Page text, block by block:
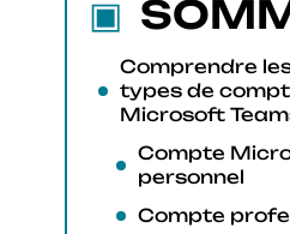
Comprendre
types de
Microsoft
Compte
personnel
Compte